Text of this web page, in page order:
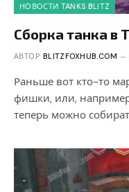
НОВОСТИ TANKS BLITZ
Сборка танка в
АВТОР BLITZFOXHUB.COM
Раньше вот кто-то
фишки, или,
теперь можно